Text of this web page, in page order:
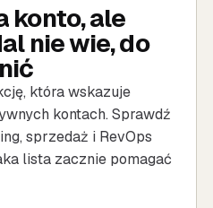
konto, ale
nie wie, do
która wskazuje
kontach. Sprawdź
sprzedaż i RevOps
lista zacznie pomagać